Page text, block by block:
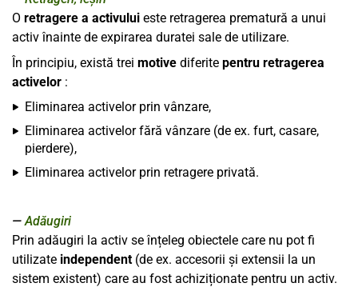
O retragere a activului este retragerea prematură a unui
activ înainte de expirarea duratei sale de utilizare.
În principiu, există trei motive diferite pentru retragerea
activelor :
Eliminarea activelor prin vânzare,
Eliminarea activelor fără vânzare (de ex. furt, casare,
pierdere),
Eliminarea activelor prin retragere privată.
Adăugiri
Prin adăugiri la activ se înțeleg obiectele care nu pot fi
utilizate independent(de ex. accesorii și extensii la un
sistem existent) care au fost achiziționate pentru un activ.